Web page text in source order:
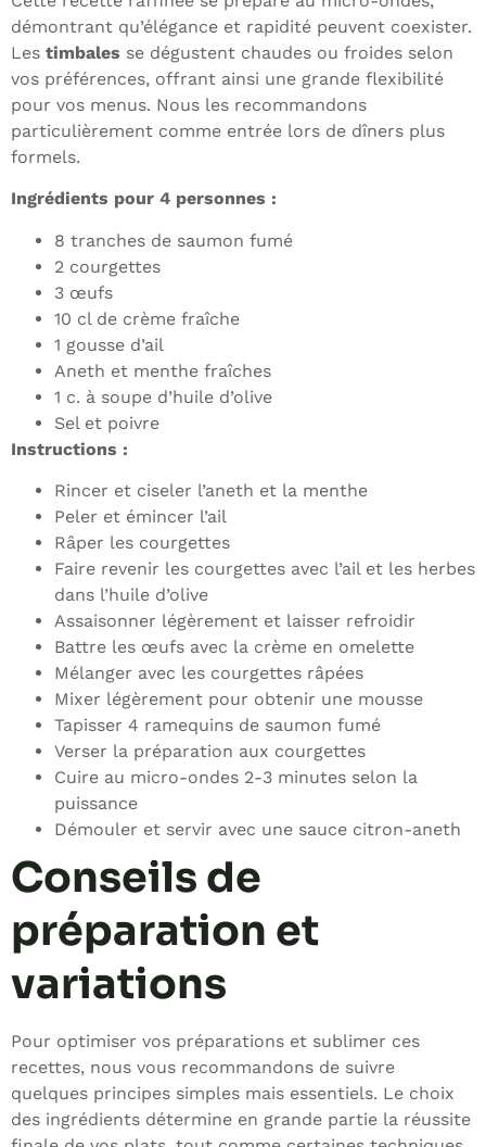
démontrant qu’élégance et rapidité peuvent coexister.
Les timbales se dégustent chaudes ou froides selon
vos préférences, offrant ainsi une grande flexibilité
pour vos menus. Nous les recommandons
particulièrement comme entrée lors de dîners plus
formels.
Ingrédients pour 4 personnes :
8 tranches de saumon fumé
2 courgettes
3 œufs
10 cl de crème fraîche
1 gousse d’ail
Aneth et menthe fraîches
1 c. à soupe d’huile d’olive
Sel et poivre
Instructions :
Rincer et ciseler l’aneth et la menthe
Peler et émincer l’ail
Râper les courgettes
Faire revenir les courgettes avec l’ail et les herbes
dans l’huile d’olive
Assaisonner légèrement et laisser refroidir
Battre les œufs avec la crème en omelette
Mélanger avec les courgettes râpées
Mixer légèrement pour obtenir une mousse
Tapisser 4 ramequins de saumon fumé
Verser la préparation aux courgettes
Cuire au micro-ondes 2-3 minutes selon la
puissance
Démouler et servir avec une sauce citron-aneth
Conseils de
préparation et
variations
Pour optimiser vos préparations et sublimer ces
recettes, nous vous recommandons de suivre
quelques principes simples mais essentiels. Le choix
des ingrédients détermine en grande partie la réussite